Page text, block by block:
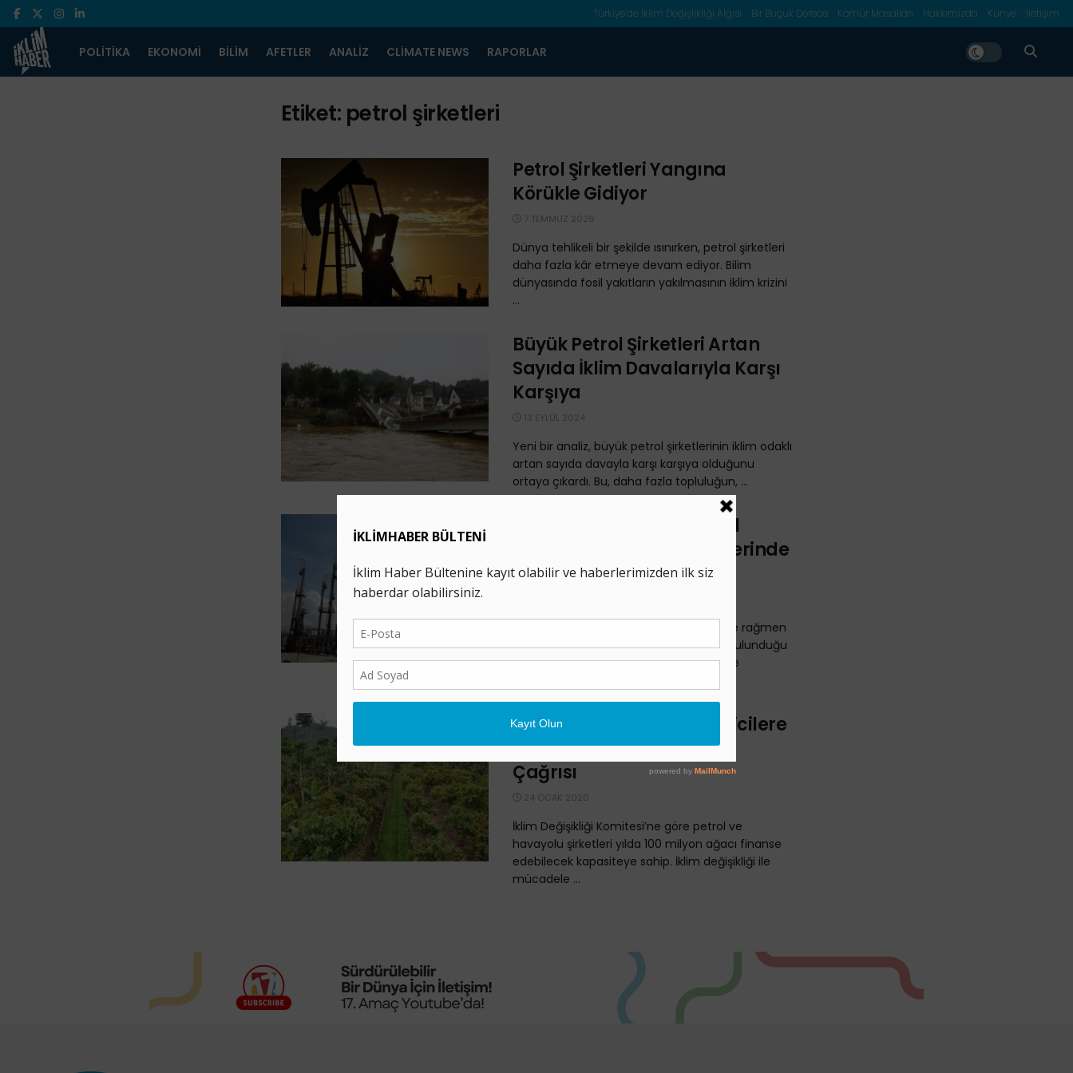
Türkiye’de İklim Değişlikliği Algısı Bir Buçuk Derece Kömür Masalları Hakkımızda Künye İletişim
POLITIKA EKONOMI BILIM AFETLER ANALIZ CLIMATE NEWS RAPORLAR
Etiket: petrol şirketleri
Petrol Şirketleri Yangına
Körükle Gidiyor
7 TEMMUZ 2026
Dünya tehlikeli bir şekilde ısınırken, petrol şirketleri
daha fazla kâr etmeye devam ediyor. Bilim
dünyasında fosil yakıtların yakılmasının iklim krizini
...
Büyük Petrol Şirketleri Artan
Sayıda İklim Davalarıyla Karşı
Karşıya
13 EYLÜL 2024
Yeni bir analiz, büyük petrol şirketlerinin iklim odaklı
artan sayıda davayla karşı karşıya olduğunu
ortaya çıkardı. Bu, daha fazla topluluğun, ...
Dünyanın en Büyük Petrol
Şirketleri Emisyon Hedeflerinde
“Yoldan Saptı”
Yeni bir analiz, çarpıcı iklim taahhütlerine rağmen
BP ve Saudi Aramco'nun da aralarında bulunduğu
şirketlerin fosil yakıt üretimini genişletme
Yetkililerden Büyük Kirleticilere
100 Milyon Ağaçlık Bütçe
Çağrısı
24 OCAK 2020
İklim Değişikliği Komitesi’ne göre petrol ve
havayolu şirketleri yılda 100 milyon ağacı finanse
edebilecek kapasiteye sahip. İklim değişikliği ile
mücadele ...